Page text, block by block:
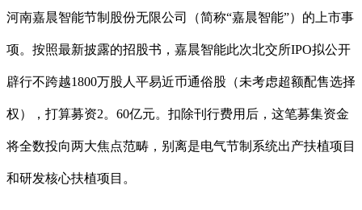
河南嘉晨智能节制股份无限公司（简称“嘉晨智能”）的上市事
项。按照最新披露的招股书，嘉晨智能此次北交所IPO拟公开
辟行不跨越1800万股人平易近币通俗股（未考虑超额配售选择
权），打算募资2。60亿元。扣除刊行费用后，这笔募集资金
将全数投向两大焦点范畴，别离是电气节制系统出产扶植项目
和研发核心扶植项目。